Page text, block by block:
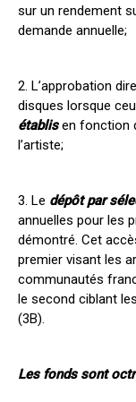
sur un rendement
demande annuelle;
2. L’approbation
disques lorsque
établisen fonction
l’artiste;
3. Le dépôt par
annuelles pour les
démontré. Cet
premier visant les
communautés
le second ciblant
(3B).
Les fonds sont